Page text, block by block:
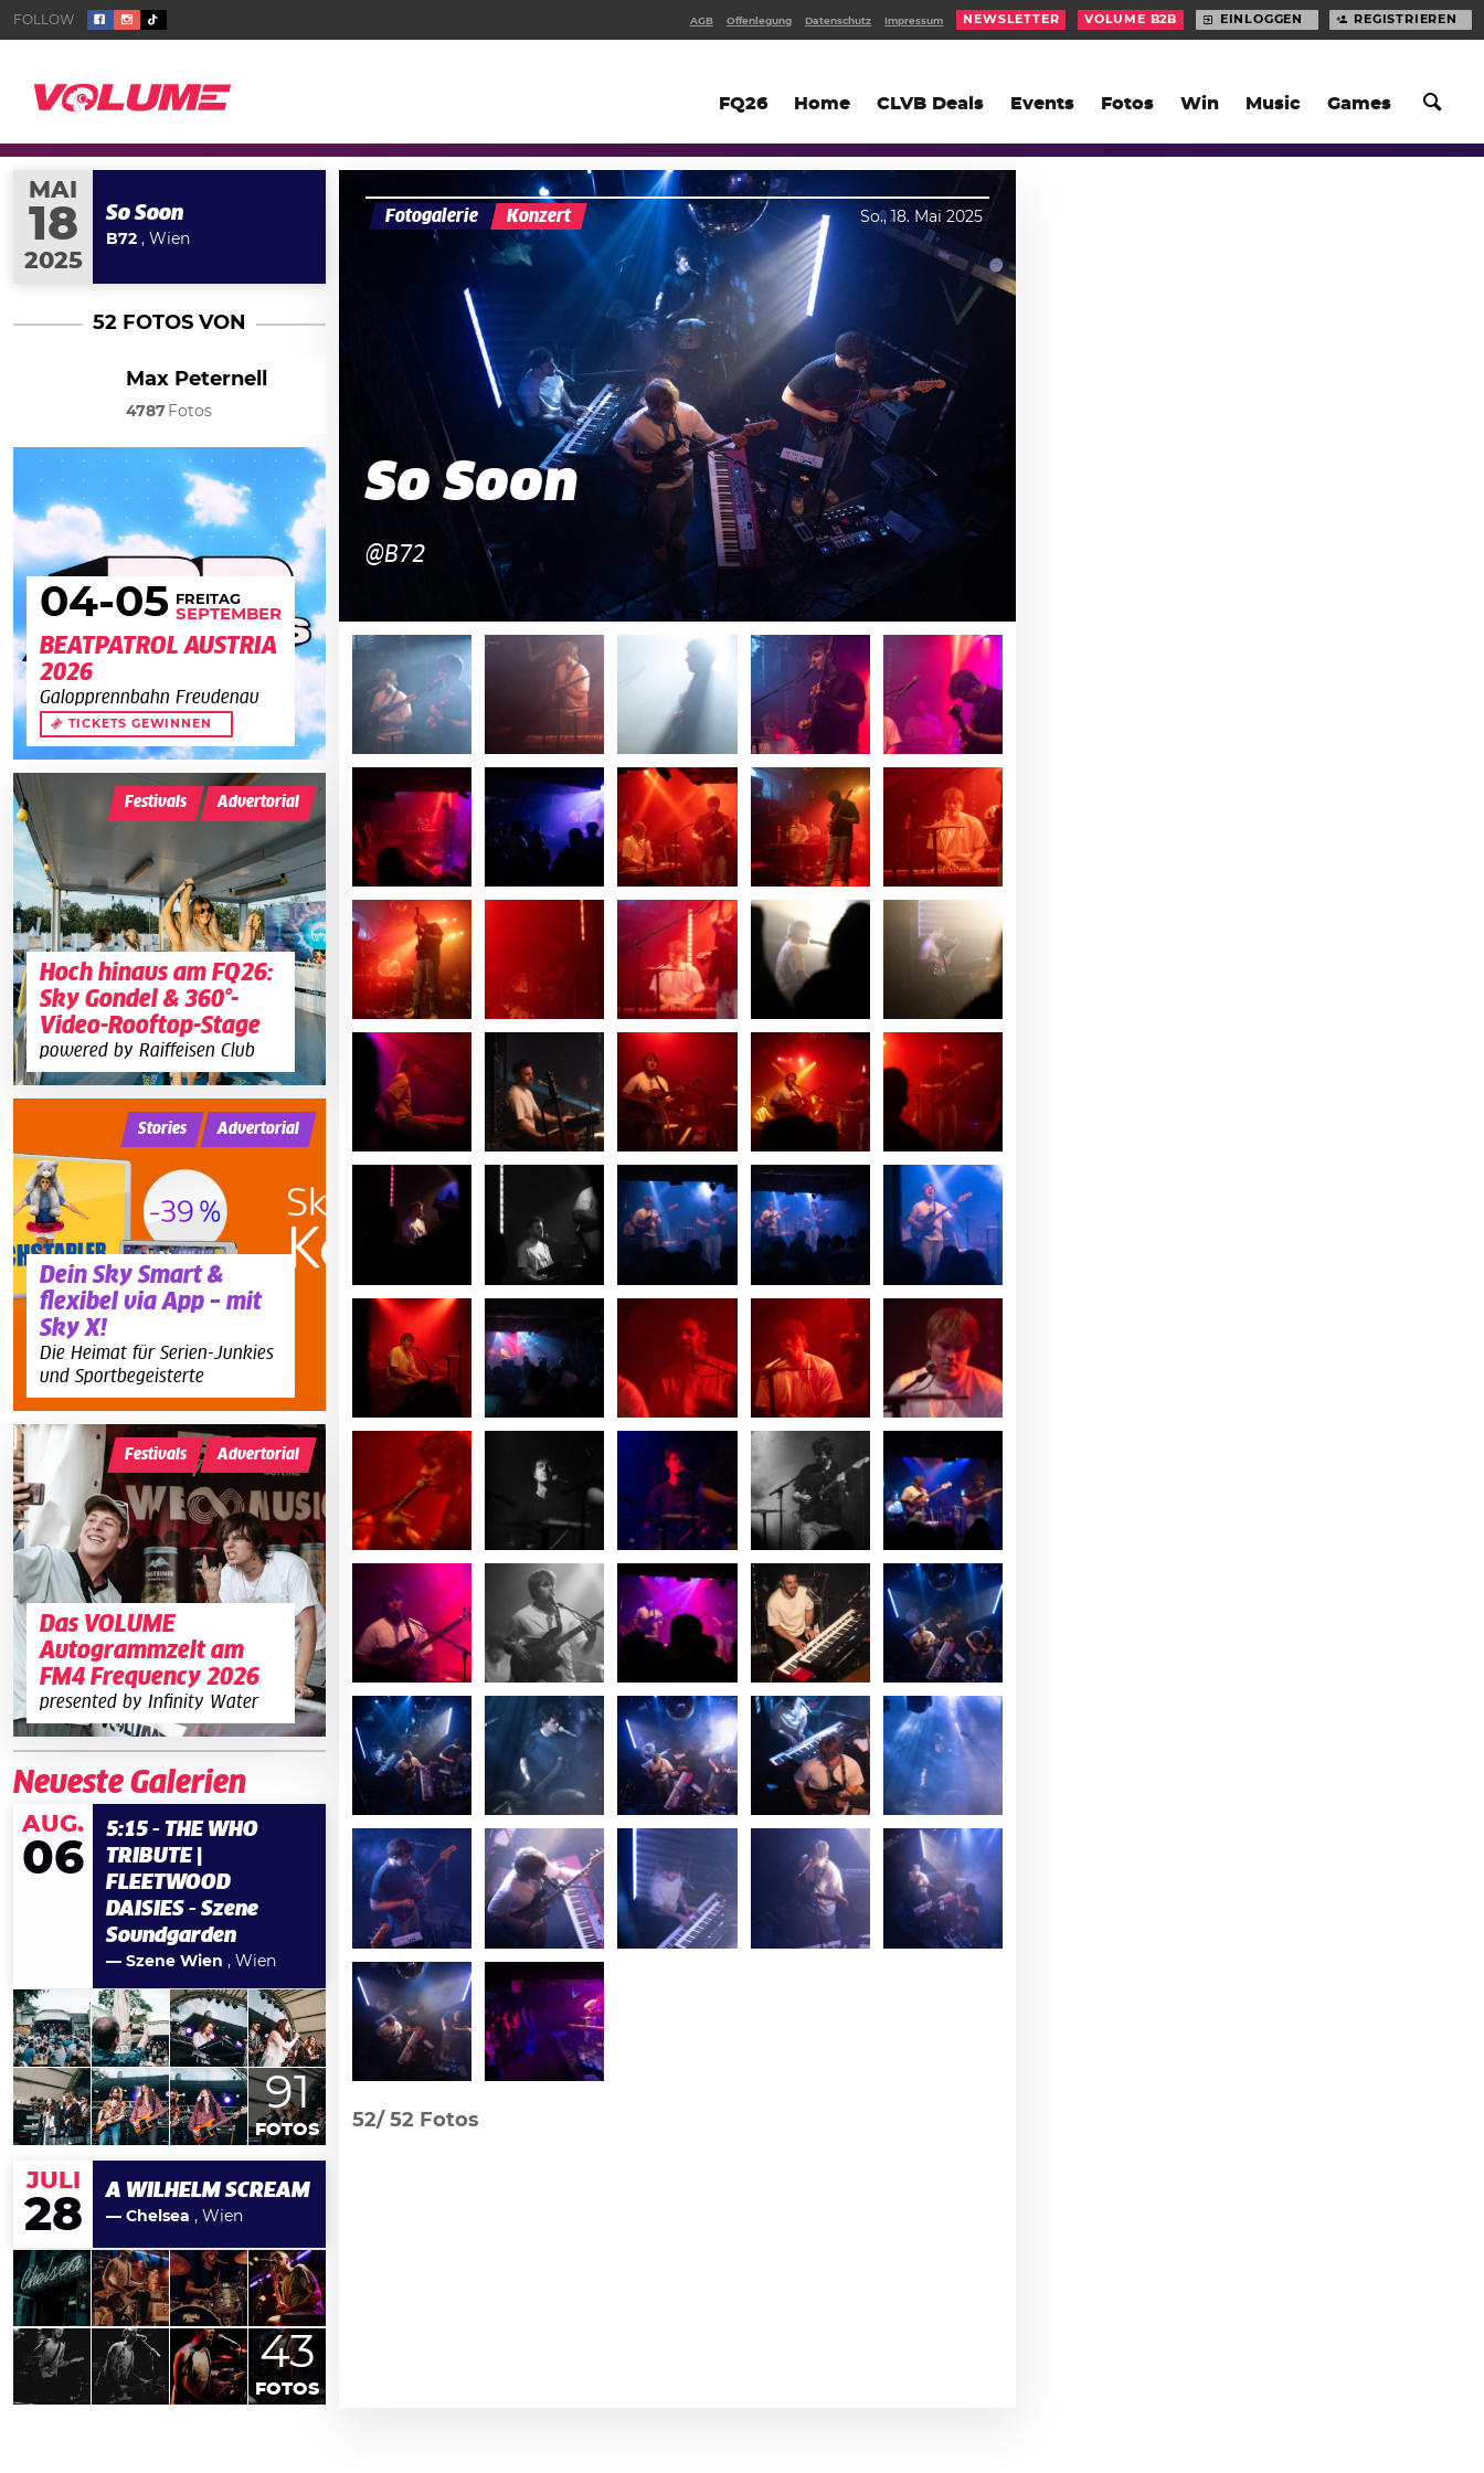
FQ26 Home CLVB Deals Events Fotos Win Music Games
NEWSLETTER VOLUME B2B EINLOGGEN REGISTRIEREN
AGB Offenlegung Datenschutz Impressum
Fotogalerie Konzert So., 18. Mai 2025
So Soon
@B72
52/52 Fotos
MAI
18
2025
So Soon
B72 , Wien
52 FOTOS VON
Max Peternell
4787 Fotos
04-05 FREITAG
SEPTEMBER
BEATPATROL AUSTRIA
2026
Galopprennbahn Freudenau
TICKETS GEWINNEN
Hoch hinaus am FQ26:
Sky Gondel & 360°-
Video-Rooftop-Stage
powered by Raiffeisen Club
Festivals Advertorial
Dein Sky Smart &
flexibel via App – mit
Sky X!
Die Heimat für Serien-Junkies
und Sportbegeisterte
Stories Advertorial
Das VOLUME
Autogrammzelt am
FM4 Frequency 2026
presented by Infinity Water
Festivals Advertorial
Neueste Galerien
AUG.
06
5:15 - THE WHO
TRIBUTE |
FLEETWOOD
DAISIES - Szene
Soundgarden
— Szene Wien , Wien
91
FOTOS
JULI
28
A WILHELM SCREAM
— Chelsea , Wien
43
FOTOS